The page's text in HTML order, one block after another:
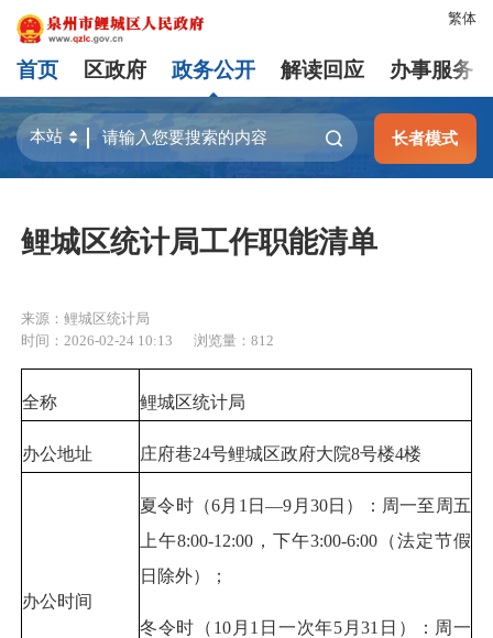
繁体
首页 区政府 政务公开 解读回应 办事服务
长者模式
鲤城区统计局工作职能清单
来源：鲤城区统计局
时间：2026-02-24 10:13
浏览量： 812
全称 鲤城区统计局
办公地址 庄府巷24号鲤城区政府大院8号楼4楼
办公时间
夏令时（6月1日—9月30日）：周一至周五
上午8:00-12:00，下午3:00-6:00（法定节假
日除外）；
冬令时（10月1日一次年5月31日）：周一